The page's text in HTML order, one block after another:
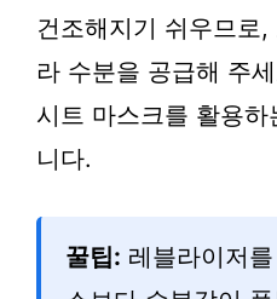
건조해지기 쉬우므로
라 수분을 공급해 주
시트 마스크를 활용
니다.
꿀팁: 레블라이저